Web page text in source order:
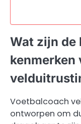
Wat zijn de
kenmerken
Voetbalcoach
ontworpen om